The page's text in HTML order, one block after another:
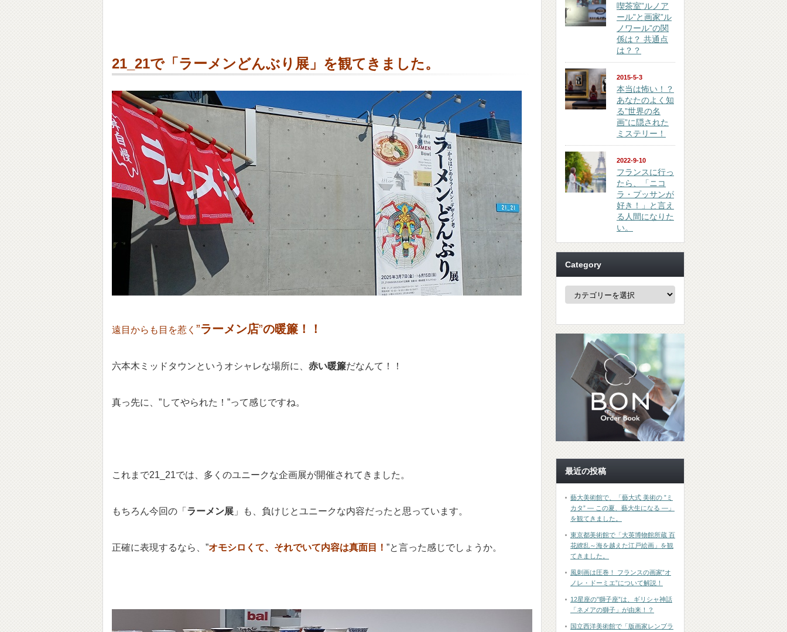
21_21で「ラーメンどんぶり展」を観てきました。
遠目からも目を惹く ”ラーメン店”の暖簾！！
六本木ミッドタウンというオシャレな場所に、 赤い暖簾だなんて！！
真っ先に、”してやられた！”って感じですね。
これまで21_21では、多くのユニークな企画展が開催されてきました。
もちろん今回の「 ラーメン展 」も、負けじとユニークな内容だったと思っています。
正確に表現するなら、”オモシロくて、それでいて内容は真面目！ ”と言った感じでしょうか。
喫茶室”ルノア
ール”と画家”ル
ノワール”の関
係は？ 共通点
は？？
2015-5-3
本当は怖い！？
あなたのよく知
る”世界の名
画”に隠された
ミステリー！
2022-9-10
フランスに行っ
たら、「ニコ
ラ・プッサンが
好き！」と言え
る人間になりた
い。
Category
Category
最近の投稿
藝大美術館で、「藝大式 美術の ”ミ
カタ” ― この夏、藝大生になる ―」
を観てきました。
東京都美術館で「大英博物館所蔵 百
花繚乱～海を越えた江戸絵画」を観
てきました。
風刺画は圧巻！ フランスの画家”オ
ノレ・ドーミエ”について解説！
12星座の”獅子座”は、ギリシャ神話
「ネメアの獅子」が由来！？
国立西洋美術館で「版画家レンブラ